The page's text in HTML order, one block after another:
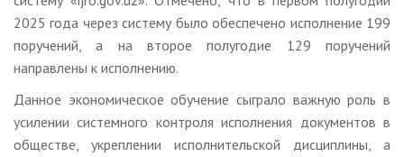
2025 года через систему было обеспечено исполнение 199
поручений, а на второе полугодие 129 поручений
направлены к исполнению.
Данное экономическое обучение сыграло важную роль в
усилении системного контроля исполнения документов в
обществе, укреплении исполнительской дисциплины, а